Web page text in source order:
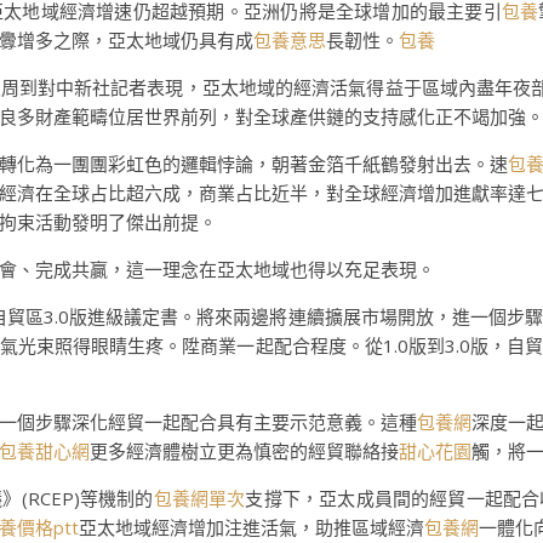
地域經濟增速仍超越預期。亞洲仍將是全球增加的最主要引包養
增多之際，亞太地域仍具有成包養意思長韌性。 包養
到對中新社記者表現，亞太地域的經濟活氣得益于區域內盡年夜
多財產範疇位居世界前列，對全球產供鏈的支持感化正不竭加強。
化為一團團彩虹色的邏輯悖論，朝著金箔千紙鶴發射出去。速包養
濟在全球占比超六成，商業占比近半，對全球經濟增加進獻率達
束活動發明了傑出前提。
、完成共贏，這一理念在亞太地域也得以充足表現。
區3.0版進級議定書。將來兩邊將連續擴展市場開放，進一個步
光束照得眼睛生疼。陞商業一起配合程度。從1.0版到3.0版，自
個步驟深化經貿一起配合具有主要示范意義。這種包養網深度一
包養甜心網更多經濟體樹立更為慎密的經貿聯絡接甜心花園觸，將
(RCEP)等機制的包養網單次支撐下，亞太成員間的經貿一起配
價格ptt亞太地域經濟增加注進活氣，助推區域經濟包養網一體化